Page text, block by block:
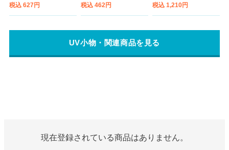
税込 627円 税込 462円 税込 1,210円
UV小物・関連商品を見る
現在登録されている商品はありません。